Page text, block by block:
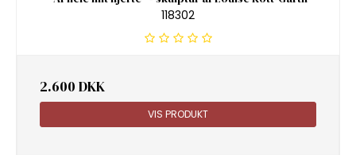
118302
2.600 DKK
VIS PRODUKT